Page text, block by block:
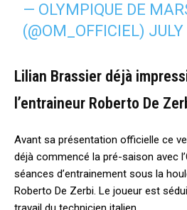
— OLYMPIQUE DE
(@OM_OFFICIEL)
Lilian Brassier déjà
l’entraineur Roberto De
Avant sa présentation officielle ce
déjà commencé la pré-saison avec
séances d’entrainement sous la
Roberto De Zerbi. Le joueur est